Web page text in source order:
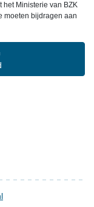
het Ministerie van BZK
moeten bijdragen aan